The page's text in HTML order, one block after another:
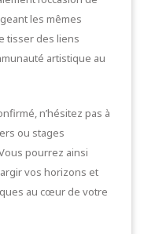
les mêmes
tisser des liens
artistique au
n’hésitez pas à
ou stages
pourrez ainsi
vos horizons et
au cœur de votre